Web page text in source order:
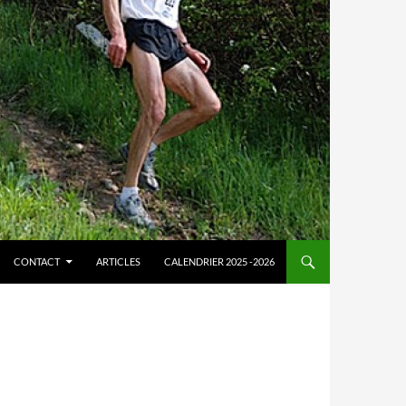
CONTACT ARTICLES CALENDRIER 2025 -2026